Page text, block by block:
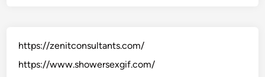
https://zenitconsultants.com/
https://www.showersexgif.com/